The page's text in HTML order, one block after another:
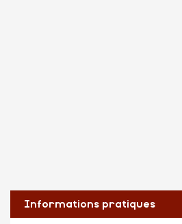
Informations pratiques